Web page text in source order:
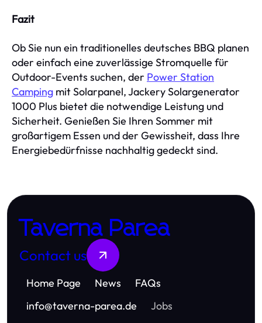
Fazit
Ob Sie nun ein traditionelles deutsches BBQ planen
oder einfach eine zuverlässige Stromquelle für
Outdoor-Events suchen, der Power Station
Camping mit Solarpanel, Jackery Solargenerator
1000 Plus bietet die notwendige Leistung und
Sicherheit. Genießen Sie Ihren Sommer mit
großartigem Essen und der Gewissheit, dass Ihre
Energiebedürfnisse nachhaltig gedeckt sind.
Taverna Parea
Contact us
Home Page News
FAQs
info@taverna-parea.de Jobs